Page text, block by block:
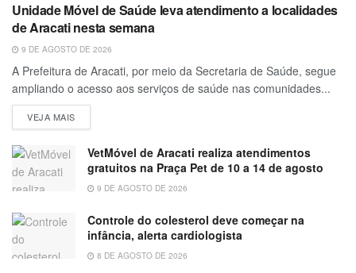
Unidade Móvel de Saúde leva atendimento a localidades
de Aracati nesta semana
9 DE AGOSTO DE 2026
A Prefeitura de Aracati, por meio da Secretaria de Saúde, segue
ampliando o acesso aos serviços de saúde nas comunidades...
VEJA MAIS
VetMóvel de Aracati realiza atendimentos
gratuitos na Praça Pet de 10 a 14 de agosto
9 DE AGOSTO DE 2026
Controle do colesterol deve começar na
infância, alerta cardiologista
8 DE AGOSTO DE 2026